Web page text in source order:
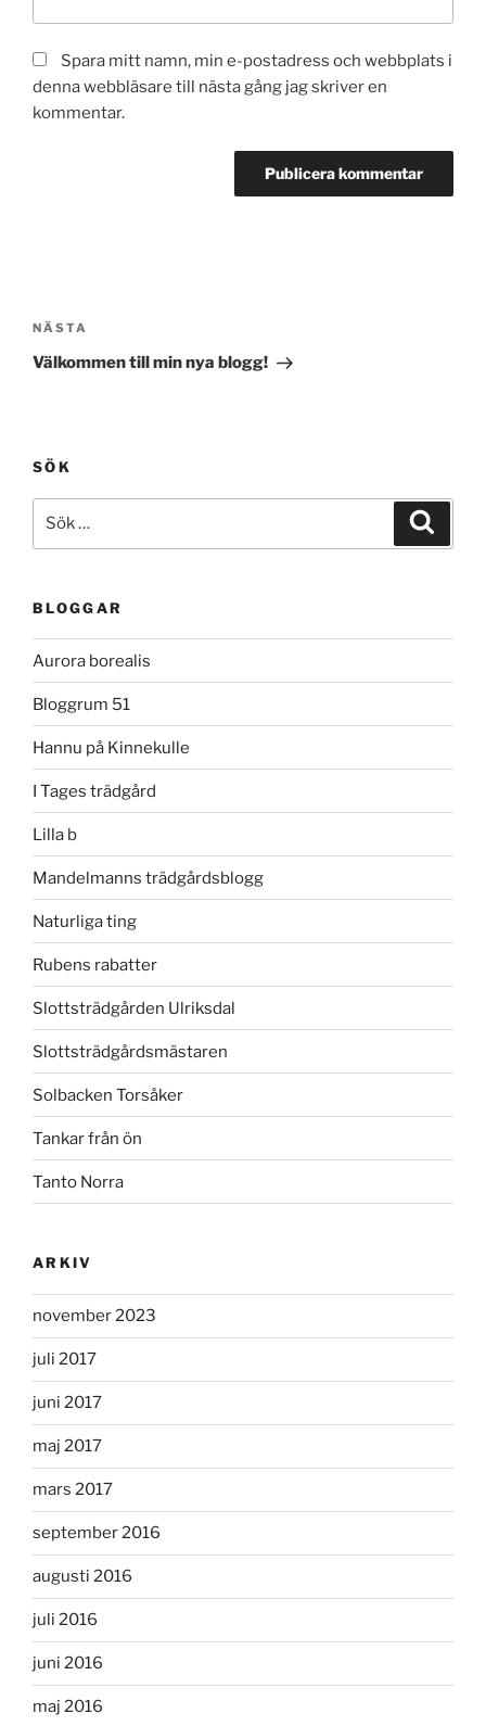
Spara mitt namn, min e-postadress och webbplats i
denna webbläsare till nästa gång jag skriver en
kommentar.
Nästa
inlägg
NÄSTA
Välkommen till min nya blogg!
SÖK
efter:
BLOGGAR
Aurora borealis
Bloggrum 51
Hannu på Kinnekulle
I Tages trädgård
Lilla b
Mandelmanns trädgårdsblogg
Naturliga ting
Rubens rabatter
Slottsträdgården Ulriksdal
Slottsträdgårdsmästaren
Solbacken Torsåker
Tankar från ön
Tanto Norra
ARKIV
november 2023
juli 2017
juni 2017
maj 2017
mars 2017
september 2016
augusti 2016
juli 2016
juni 2016
maj 2016